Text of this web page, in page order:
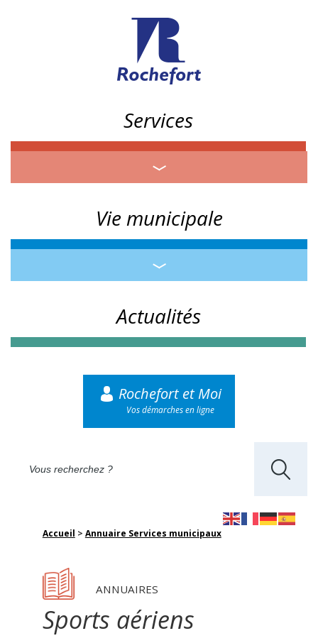
Services
Vie municipale
Actualités
Rochefort et Moi
Vos démarches en ligne
Accueil > Annuaire Services municipaux
ANNUAIRES
Sports aériens